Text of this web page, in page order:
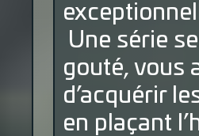
Une série
gouté, vous
d’acquérir
en plaçant